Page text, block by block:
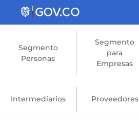
Saltar al contenido principal
Segmento
Personas
Segmento
para
Empresas
Intermediarios Proveedores